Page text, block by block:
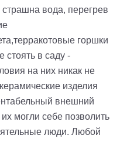
вода, перегрев
горшки
стоять в саду -
на них никак не
изделия
внешний
могли себе позволить
люди. Любой